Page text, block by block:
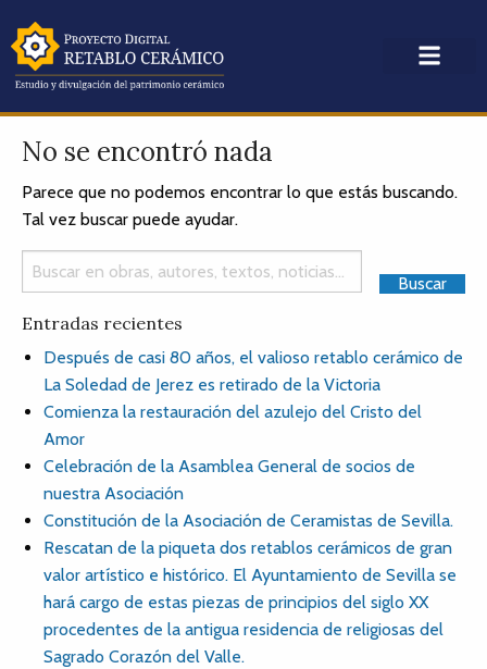
No se encontró nada
Parece que no podemos encontrar lo que estás buscando.
Tal vez buscar puede ayudar.
Entradas recientes
Después de casi 80 años, el valioso retablo cerámico de
La Soledad de Jerez es retirado de la Victoria
Comienza la restauración del azulejo del Cristo del
Amor
Celebración de la Asamblea General de socios de
nuestra Asociación
Constitución de la Asociación de Ceramistas de Sevilla.
Rescatan de la piqueta dos retablos cerámicos de gran
valor artístico e histórico. El Ayuntamiento de Sevilla se
hará cargo de estas piezas de principios del siglo XX
procedentes de la antigua residencia de religiosas del
Sagrado Corazón del Valle.